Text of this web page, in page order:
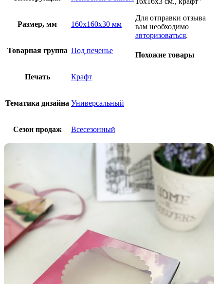
Размер, мм 160х160х30 мм
Товарная группа Под печенье
Печать Крафт
Тематика дизайна Универсальный
Сезон продаж Всесезонный
Для отправки отзыва
вам необходимо
авторизоваться.
Похожие товары